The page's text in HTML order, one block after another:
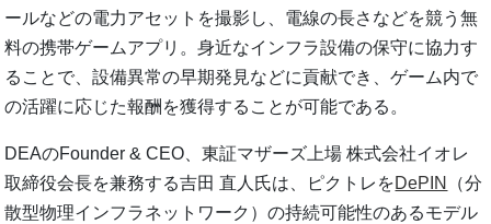
ールなどの電力アセットを撮影し、電線の長さなどを競う無
料の携帯ゲームアプリ。身近なインフラ設備の保守に協力す
ることで、設備異常の早期発見などに貢献でき、ゲーム内で
の活躍に応じた報酬を獲得することが可能である。
DEAのFounder & CEO、東証マザーズ上場 株式会社イオレ
取締役会長を兼務する吉田 直人氏は、ピクトレをDePIN
（分
散型物理インフラネットワーク）の持続可能性のあるモデル